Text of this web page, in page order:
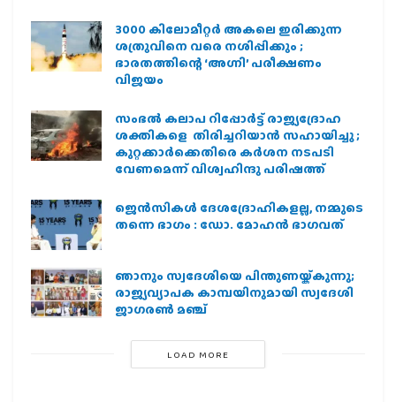
3000 കിലോമീറ്റർ അകലെ ഇരിക്കുന്ന
ശത്രുവിനെ വരെ നശിപ്പിക്കും ;
ഭാരതത്തിന്റെ ‘അഗ്നി’ പരീക്ഷണം
വിജയം
സംഭൽ കലാപ റിപ്പോർട്ട് രാജ്യദ്രോഹ
ശക്തികളെ തിരിച്ചറിയാൻ സഹായിച്ചു ;
കുറ്റക്കാർക്കെതിരെ കർശന നടപടി
വേണമെന്ന് വിശ്വഹിന്ദു പരിഷത്ത്
ജെന്‍സികള്‍ ദേശദ്രോഹികളല്ല, നമ്മുടെ
തന്നെ ഭാഗം : ഡോ. മോഹന്‍ ഭാഗവത്
ഞാനും സ്വദേശിയെ പിന്തുണയ്ക്കുന്നു;
രാജ്യവ്യാപക കാമ്പയിനുമായി സ്വദേശി
ജാഗരണ്‍ മഞ്ച്
LOAD MORE